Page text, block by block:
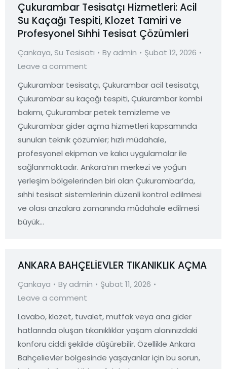
Çukurambar Tesisatçı Hizmetleri: Acil
Su Kaçağı Tespiti, Klozet Tamiri ve
Profesyonel Sıhhi Tesisat Çözümleri
Çankaya,Su Tesisatı By admin
Şubat 12, 2026
Leave a comment
Çukurambar tesisatçı, Çukurambar acil tesisatçı,
Çukurambar su kaçağı tespiti, Çukurambar kombi
bakımı, Çukurambar petek temizleme ve
Çukurambar gider açma hizmetleri kapsamında
sunulan teknik çözümler; hızlı müdahale,
profesyonel ekipman ve kalıcı uygulamalar ile
sağlanmaktadır. Ankara’nın merkezi ve yoğun
yerleşim bölgelerinden biri olan Çukurambar’da,
sıhhi tesisat sistemlerinin düzenli kontrol edilmesi
ve olası arızalara zamanında müdahale edilmesi
büyük…
ANKARA BAHÇELİEVLER TIKANIKLIK AÇMA
Çankaya By admin
Şubat 11, 2026
Leave a comment
Lavabo, klozet, tuvalet, mutfak veya ana gider
hatlarında oluşan tıkanıklıklar yaşam alanınızdaki
konforu ciddi şekilde düşürebilir. Özellikle Ankara
Bahçelievler bölgesinde yaşayanlar için bu sorun,